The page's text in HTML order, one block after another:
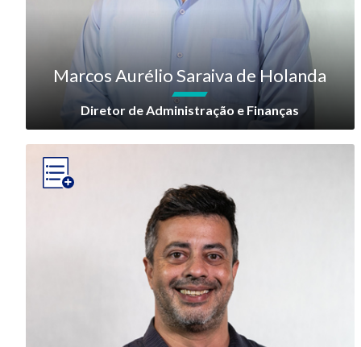
Marcos Aurélio Saraiva de Holanda
Diretor de Administração e Finanças